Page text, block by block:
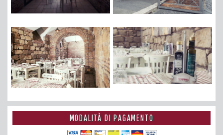
MODALITÀ DI PAGAMENTO